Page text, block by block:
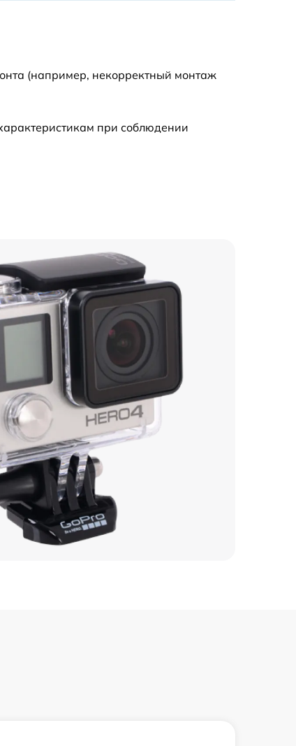
(например, некорректный монтаж
при соблюдении